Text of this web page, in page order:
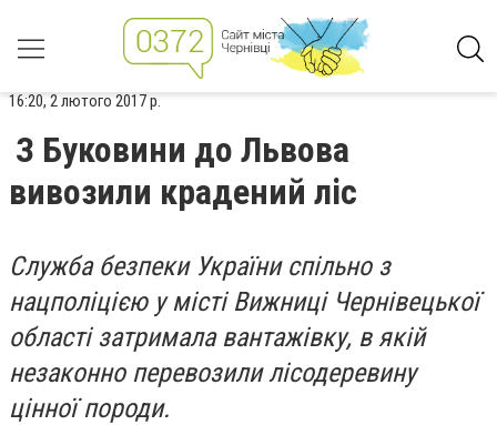
16:20, 2 лютого 2017 р.
З Буковини до Львова
вивозили крадений ліс
Служба безпеки України спільно з
нацполіцією у місті Вижниці Чернівецької
області затримала вантажівку, в якій
незаконно перевозили лісодеревину
цінної породи.